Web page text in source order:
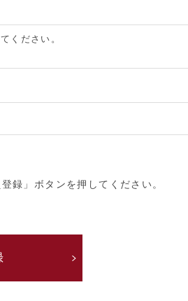
ください。
録」ボタンを押してください。